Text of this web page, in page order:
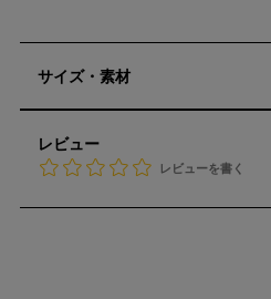
サイズ・素材
レビュー
レビューを書く